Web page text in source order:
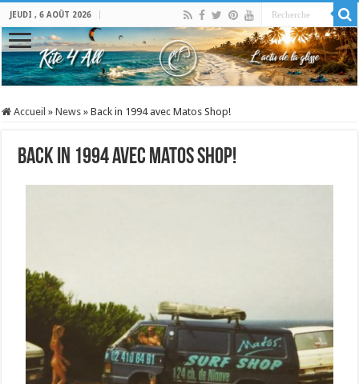
JEUDI , 6 AOÛT 2026
Accueil » News » Back in 1994 avec Matos Shop!
Back in 1994 avec Matos Shop!